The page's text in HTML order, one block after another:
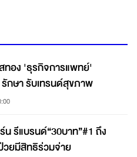
ทอง 'ธุรกิจการแพทย์'
กษา รับเทรนด์สุขภาพ
น รีแบรนด์“30บาท”#1 ถึง
วยมีสิทธิร่วมจ่าย